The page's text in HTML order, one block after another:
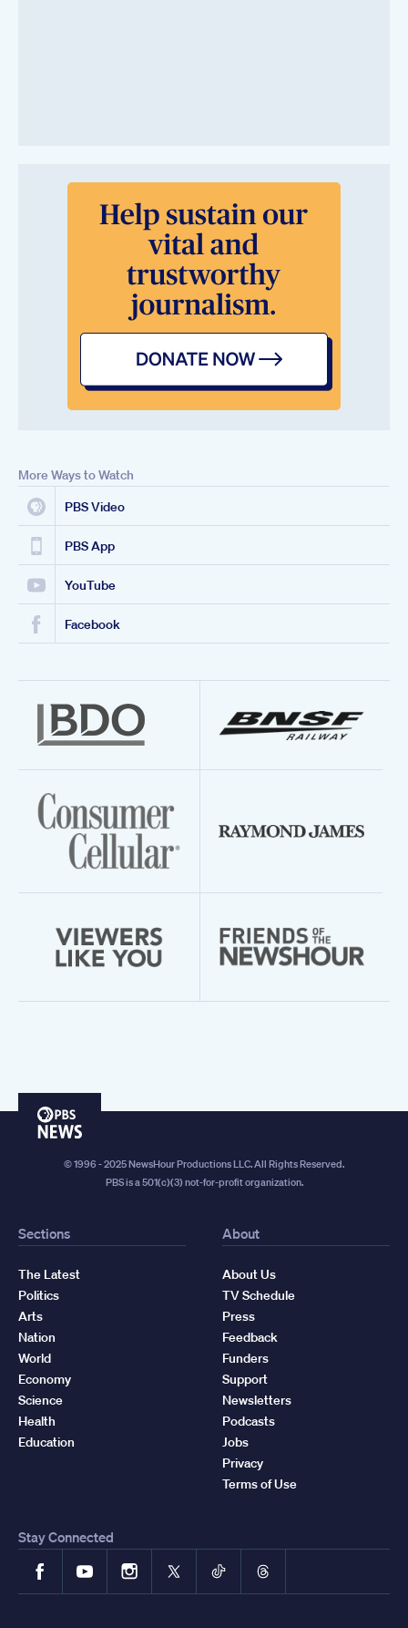
More Ways to Watch
PBS Video
PBS App
YouTube
Facebook
PBS
© 1996 - 2025 NewsHour Productions LLC. All Rights Reserved.
PBS is a 501(c)(3) not-for-profit organization.
Sections
The Latest
Politics
Arts
Nation
World
Economy
Science
Health
Education
About
About Us
TV Schedule
Press
Feedback
Funders
Support
Newsletters
Podcasts
Jobs
Privacy
Terms of Use
Stay Connected
FacebookYouTubeInstagram
X TikTokThreads